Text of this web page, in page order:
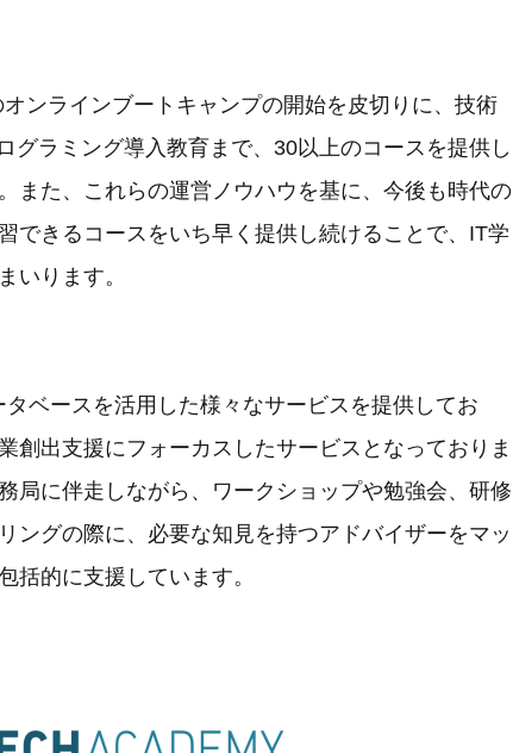
ンラインブートキャンプの開始を皮切りに、技術
グラミング導入教育まで、30以上のコースを提供し
また、これらの運営ノウハウを基に、今後も時代の
できるコースをいち早く提供し続けることで、IT学
いります。
ベースを活用した様々なサービスを提供してお
創出支援にフォーカスしたサービスとなっておりま
局に伴走しながら、ワークショップや勉強会、研修
ングの際に、必要な知見を持つアドバイザーをマッ
括的に支援しています。